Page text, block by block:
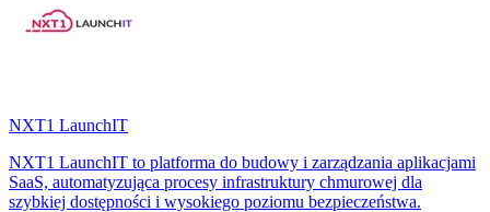
NXT1 LaunchIT
NXT1 LaunchIT to platforma do budowy i zarządzania aplikacjami
SaaS, automatyzująca procesy infrastruktury chmurowej dla
szybkiej dostępności i wysokiego poziomu bezpieczeństwa.